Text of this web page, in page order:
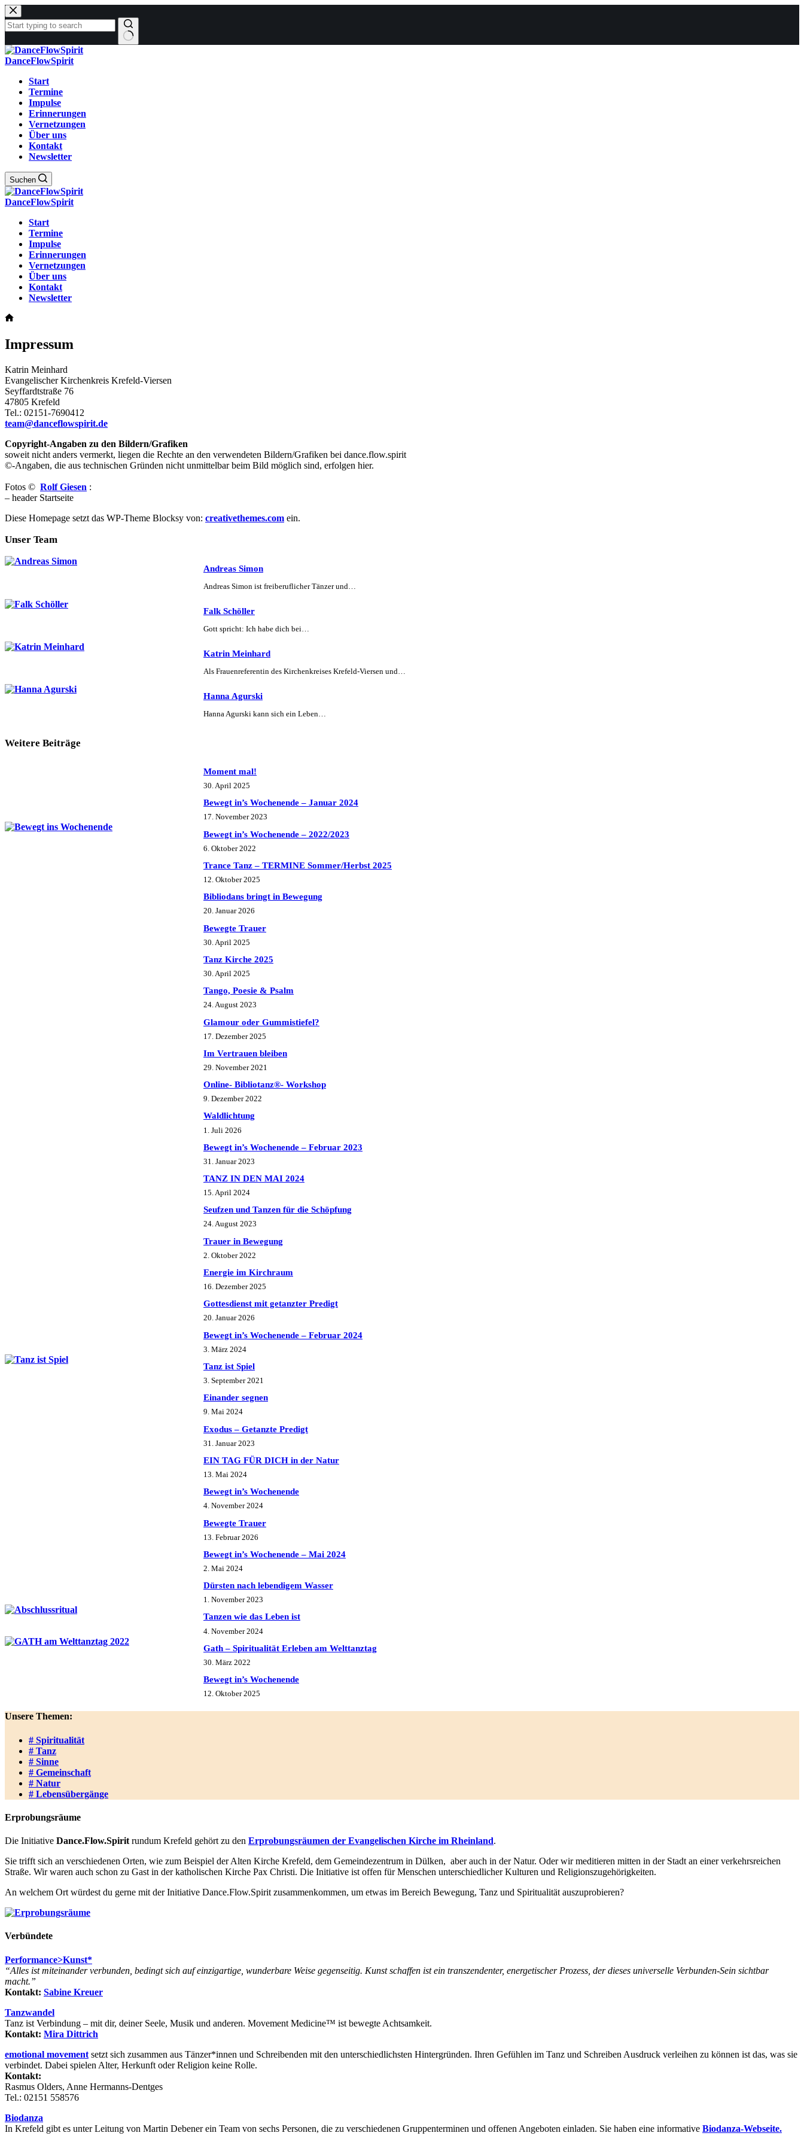
Zum
Inhalt
springen
Keine
Ergebnisse
DanceFlowSpirit
Start
Termine
Impulse
Erinnerungen
Vernetzungen
Über uns
Kontakt
Newsletter
Suchen
DanceFlowSpirit
Start
Termine
Impulse
Erinnerungen
Vernetzungen
Über uns
Kontakt
Newsletter
Start
Impressum
Katrin Meinhard
Evangelischer Kirchenkreis Krefeld-Viersen
Seyffardtstraße 76
47805 Krefeld
Tel.: 02151-7690412
team@danceflowspirit.de
Copyright-Angaben zu den Bildern/Grafiken
soweit nicht anders vermerkt, liegen die Rechte an den verwendeten Bildern/Grafiken bei dance.flow.spirit
©-Angaben, die aus technischen Gründen nicht unmittelbar beim Bild möglich sind, erfolgen hier.
Fotos © Rolf Giesen :
– header Startseite
Diese Homepage setzt das WP-Theme Blocksy von: creativethemes.com ein.
Unser Team
Andreas Simon
Andreas Simon ist freiberuflicher Tänzer und…
Falk Schöller
Gott spricht: Ich habe dich bei…
Katrin Meinhard
Als Frauenreferentin des Kirchenkreises Krefeld-Viersen und…
Hanna Agurski
Hanna Agurski kann sich ein Leben…
Weitere Beiträge
Moment mal!
30. April 2025
Bewegt in’s Wochenende – Januar 2024
17. November 2023
Bewegt in’s Wochenende – 2022/2023
6. Oktober 2022
Trance Tanz – TERMINE Sommer/Herbst 2025
12. Oktober 2025
Bibliodans bringt in Bewegung
20. Januar 2026
Bewegte Trauer
30. April 2025
Tanz Kirche 2025
30. April 2025
Tango, Poesie & Psalm
24. August 2023
Glamour oder Gummistiefel?
17. Dezember 2025
Im Vertrauen bleiben
29. November 2021
Online- Bibliotanz®- Workshop
9. Dezember 2022
Waldlichtung
1. Juli 2026
Bewegt in’s Wochenende – Februar 2023
31. Januar 2023
TANZ IN DEN MAI 2024
15. April 2024
Seufzen und Tanzen für die Schöpfung
24. August 2023
Trauer in Bewegung
2. Oktober 2022
Energie im Kirchraum
16. Dezember 2025
Gottesdienst mit getanzter Predigt
20. Januar 2026
Bewegt in’s Wochenende – Februar 2024
3. März 2024
Tanz ist Spiel
3. September 2021
Einander segnen
9. Mai 2024
Exodus – Getanzte Predigt
31. Januar 2023
EIN TAG FÜR DICH in der Natur
13. Mai 2024
Bewegt in’s Wochenende
4. November 2024
Bewegte Trauer
13. Februar 2026
Bewegt in’s Wochenende – Mai 2024
2. Mai 2024
Dürsten nach lebendigem Wasser
1. November 2023
Tanzen wie das Leben ist
4. November 2024
Gath – Spiritualität Erleben am Welttanztag
30. März 2022
Bewegt in’s Wochenende
12. Oktober 2025
Unsere Themen:
# Spiritualität
# Tanz
# Sinne
# Gemeinschaft
# Natur
# Lebensübergänge
Erprobungsräume
Die Initiative Dance.Flow.Spirit rundum Krefeld gehört zu den Erprobungsräumen der Evangelischen Kirche im Rheinland.
Sie trifft sich an verschiedenen Orten, wie zum Beispiel der Alten Kirche Krefeld, dem Gemeindezentrum in Dülken, aber auch in der Natur. Oder wir meditieren mitten in der Stadt an einer verkehrsreichen
Straße. Wir waren auch schon zu Gast in der katholischen Kirche Pax Christi. Die Initiative ist offen für Menschen unterschiedlicher Kulturen und Religionszugehörigkeiten.
An welchem Ort würdest du gerne mit der Initiative Dance.Flow.Spirit zusammenkommen, um etwas im Bereich Bewegung, Tanz und Spiritualität auszuprobieren?
Verbündete
Performance>Kunst*
“Alles ist miteinander verbunden, bedingt sich auf einzigartige, wunderbare Weise gegenseitig. Kunst schaffen ist ein transzendenter, energetischer Prozess, der dieses universelle Verbunden-Sein sichtbar
macht.”
Kontakt: Sabine Kreuer
Tanzwandel
Tanz ist Verbindung – mit dir, deiner Seele, Musik und anderen. Movement Medicine™ ist bewegte Achtsamkeit.
Kontakt: Mira Dittrich
emotional movement setzt sich zusammen aus Tänzer*innen und Schreibenden mit den unterschiedlichsten Hintergründen. Ihren Gefühlen im Tanz und Schreiben Ausdruck verleihen zu können ist das, was sie
verbindet. Dabei spielen Alter, Herkunft oder Religion keine Rolle.
Kontakt:
Rasmus Olders, Anne Hermanns-Dentges
Tel.: 02151 558576
Biodanza
In Krefeld gibt es unter Leitung von Martin Debener ein Team von sechs Personen, die zu verschiedenen Gruppenterminen und offenen Angeboten einladen. Sie haben eine informative Biodanza-Webseite.